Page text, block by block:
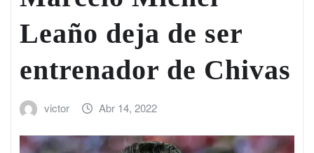
Leaño deja de ser
entrenador de Chivas
victor Abr 14, 2022